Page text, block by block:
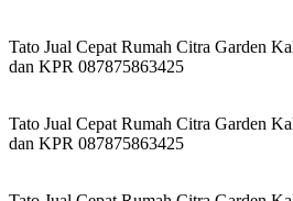
Tato Jual Cepat Rumah Citra Garden
dan KPR 087875863425
Tato Jual Cepat Rumah Citra Garden
dan KPR 087875863425